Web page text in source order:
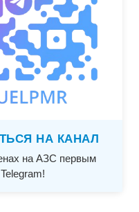
НА КАНАЛ
на АЗС первым